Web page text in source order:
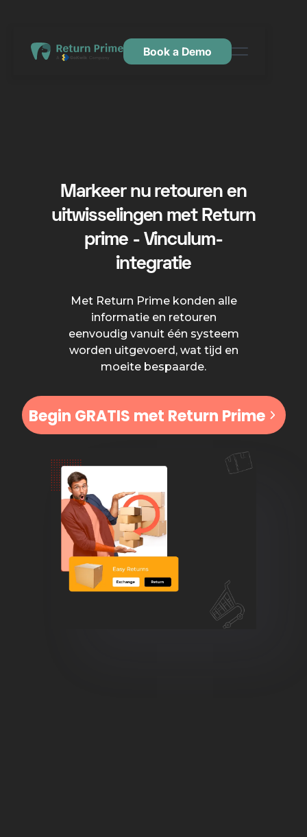
Book a Demo
Markeer nu retouren en
uitwisselingen met Return
prime - Vinculum-
integratie
Met Return Prime konden alle
informatie en retouren
eenvoudig vanuit één systeem
worden uitgevoerd, wat tijd en
moeite bespaarde.
Begin GRATIS met Return Prime